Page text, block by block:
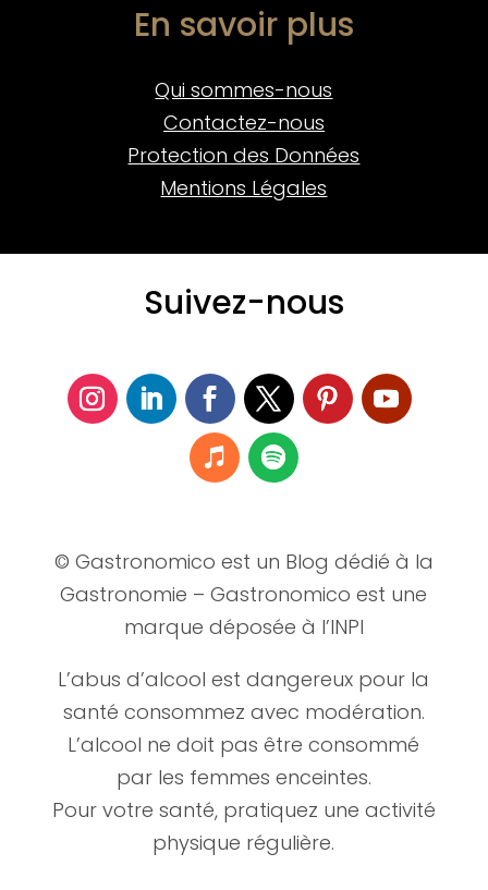
En savoir plus
Qui sommes-nous
Contactez-nous
Protection des Données
Mentions Légales
Suivez-nous
© Gastronomico est un Blog dédié à la
Gastronomie – Gastronomico est une
marque déposée à l’INPI
L’abus d’alcool est dangereux pour la
santé consommez avec modération.
L’alcool ne doit pas être consommé
par les femmes enceintes.
Pour votre santé, pratiquez une activité
physique régulière.